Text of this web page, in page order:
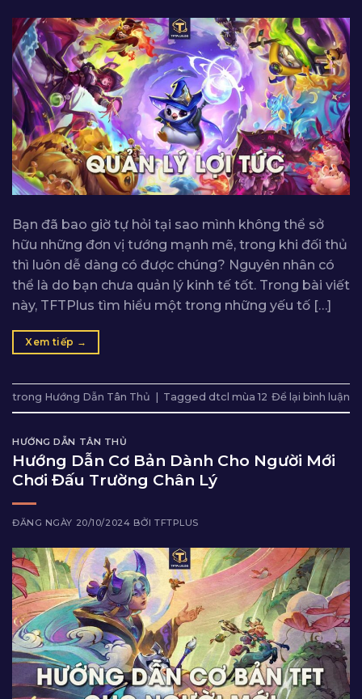
Bạn đã bao giờ tự hỏi tại sao mình không thể sở
hữu những đơn vị tướng mạnh mẽ, trong khi đối thủ
thì luôn dễ dàng có được chúng? Nguyên nhân có
thể là do bạn chưa quản lý kinh tế tốt. Trong bài viết
này, TFTPlus tìm hiểu một trong những yếu tố […]
Xem tiếp →
trong Hướng Dẫn Tân Thủ Tagged dtcl mùa 12 Để lại bình luận
HƯỚNG DẪN TÂN THỦ
Hướng Dẫn Cơ Bản Dành Cho Người Mới
Chơi Đấu Trường Chân Lý
ĐĂNG NGÀY 20/10/2024 BỞITFTPLUS